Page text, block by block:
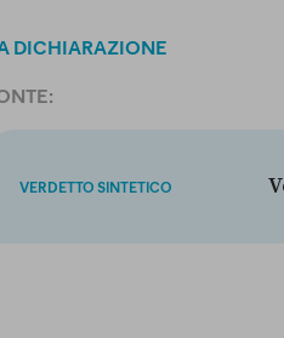
DICHIARAZIONE
VERDETTO SINTETICO